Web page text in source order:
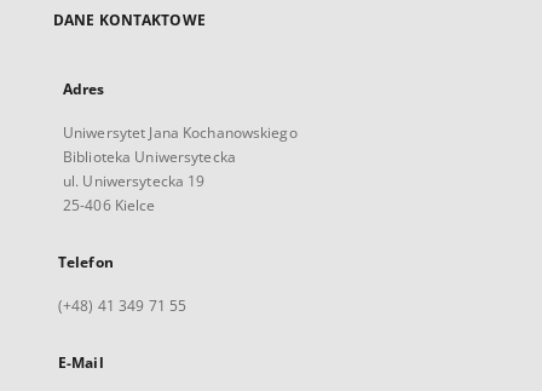
DANE KONTAKTOWE
Adres
Uniwersytet Jana Kochanowskiego
Biblioteka Uniwersytecka
ul. Uniwersytecka 19
25-406 Kielce
Telefon
(+48) 41 349 71 55
E-Mail